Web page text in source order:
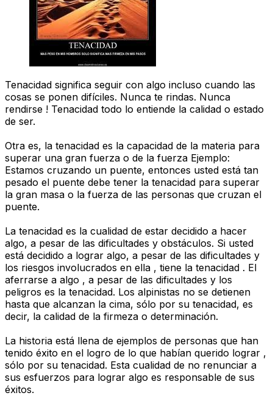
Tenacidad significa seguir con algo incluso cuando las
cosas se ponen difíciles. Nunca te rindas. Nunca
rendirse ! Tenacidad todo lo entiende la calidad o estado
de ser.
Otra es, la tenacidad es la capacidad de la materia para
superar una gran fuerza o de la fuerza Ejemplo:
Estamos cruzando un puente, entonces usted está tan
pesado el puente debe tener la tenacidad para superar
la gran masa o la fuerza de las personas que cruzan el
puente.
La tenacidad es la cualidad de estar decidido a hacer
algo, a pesar de las dificultades y obstáculos. Si usted
está decidido a lograr algo, a pesar de las dificultades y
los riesgos involucrados en ella , tiene la tenacidad . El
aferrarse a algo , a pesar de las dificultades y los
peligros es la tenacidad. Los alpinistas no se detienen
hasta que alcanzan la cima, sólo por su tenacidad, es
decir, la calidad de la firmeza o determinación.
La historia está llena de ejemplos de personas que han
tenido éxito en el logro de lo que habían querido lograr ,
sólo por su tenacidad. Esta cualidad de no renunciar a
sus esfuerzos para lograr algo es responsable de sus
éxitos.